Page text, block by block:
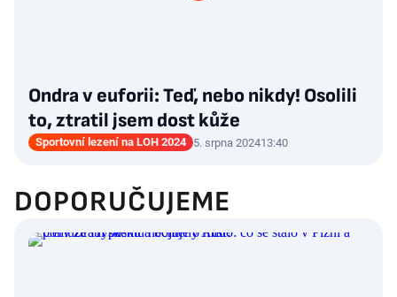
Ondra v euforii: Teď, nebo nikdy! Osolili
to, ztratil jsem dost kůže
Sportovní lezení na LOH 2024 5. srpna 202413:40
DOPORUČUJEME